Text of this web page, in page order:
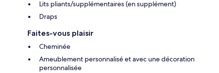
Lits pliants/supplémentaires (en supplément)
Draps
Faites-vous plaisir
Cheminée
Ameublement personnalisé et avec une décoration
personnalisée